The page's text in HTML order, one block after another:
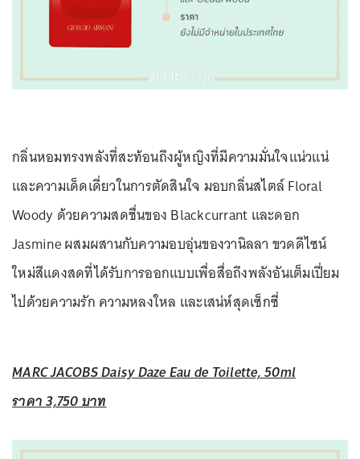
กลิ่นหอมทรงพลังที่สะท้อนถึงผู้หญิงที่มีความมั่นใจแน่วแน่
และความเด็ดเดี่ยวในการตัดสินใจ มอบกลิ่นสไตล์ Floral
Woody ด้วยความสดชื่นของ Blackcurrant และดอก
Jasmine ผสมผสานกับความอบอุ่นของวานิลลา ขวดดีไซน์
ใหม่สีแดงสดที่ได้รับการออกแบบเพื่อสื่อถึงพลังอันเต็มเปี่ยม
ไปด้วยความรัก ความหลงใหล และเสน่ห์สุดเซ็กซี่
MARC JACOBS Daisy Daze Eau de Toilette, 50ml
ราคา 3,750 บาท